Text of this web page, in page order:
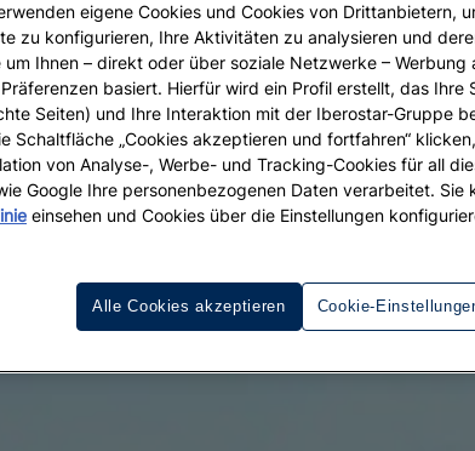
eigene Cookies und Cookies von Drittanbietern,
zu konfigurieren, Ihre Aktivitäten zu analysieren und
um Ihnen – direkt oder über soziale Netzwerke – Werbung
basiert. Hierfür wird ein Profil erstellt, das Ihre
Seiten) und Ihre Interaktion mit der Iberostar-Gruppe
Schaltfläche „Cookies akzeptieren und fortfahren“
von Analyse-, Werbe- und Tracking-Cookies für all
Google Ihre personenbezogenen Daten verarbeitet. Sie
einsehen und Cookies über die Einstellungen
Cookie-
Alle Cookies akzeptieren